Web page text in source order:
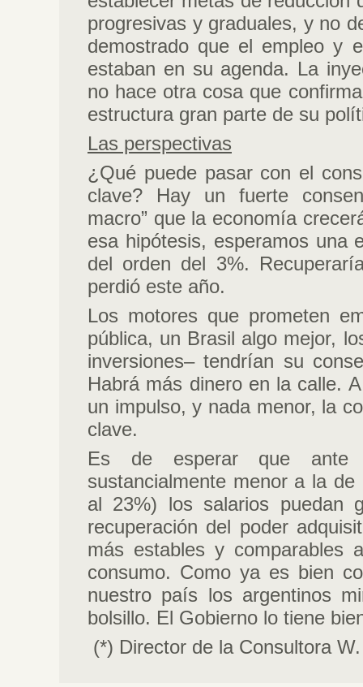
progresivas y graduales, y no
demostrado que el empleo y
estaban en su agenda. La
no hace otra cosa que
estructura gran parte de su
Las perspectivas
¿Qué puede pasar con el
clave? Hay un fuerte
macro” que la economía
esa hipótesis, esperamos una
del orden del 3%.
perdió este año.
Los motores que prometen
pública, un Brasil algo mejor,
inversiones– tendrían su
Habrá más dinero en la calle.
un impulso, y nada menor, la
clave.
Es de esperar que ante
sustancialmente menor a la
al 23%) los salarios puedan
recuperación del poder
más estables y comparables
consumo. Como ya es bien
nuestro país los argentinos
bolsillo. El Gobierno lo tiene
(*) Director de la Consultora W.